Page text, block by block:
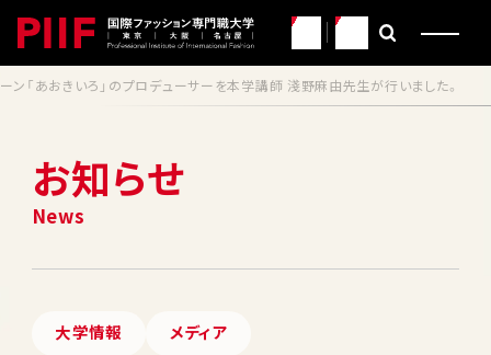
JP EN
お知らせ
ン「あおきいろ」のプロデューサーを本学講師 淺野麻由先生が行いました。
大学情報 メディア